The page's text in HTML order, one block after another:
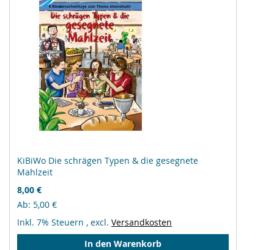
KiBiWo Die schrägen Typen & die gesegnete
Mahlzeit
8,00 €
Ab 5,00 €
Inkl. 7% Steuern , excl. Versandkosten
In den Warenkorb